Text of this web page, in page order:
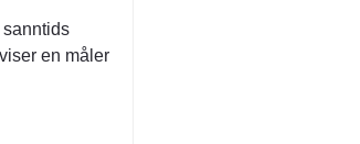
sanntids
en måler